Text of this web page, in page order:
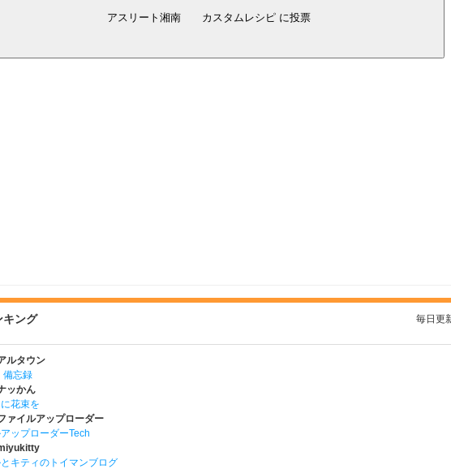
キング 毎日更
ルタウン
備忘録
ッかん
花束を
イルアップローダー
ップローダーTech
キティのトイマンブログ